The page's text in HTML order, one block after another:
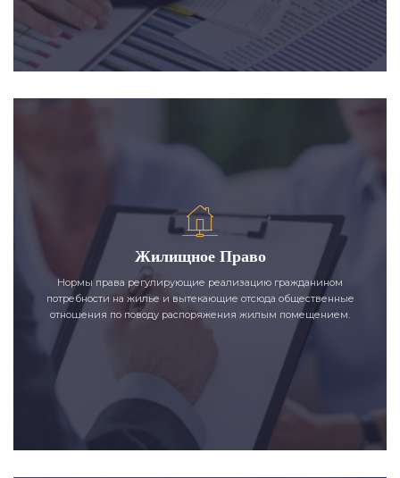
Жилищное Право
Нормы права регулирующие реализацию гражданином
потребности на жилье и вытекающие отсюда общественные
отношения по поводу распоряжения жилым помещением.